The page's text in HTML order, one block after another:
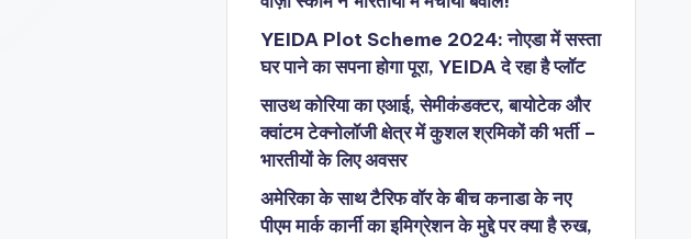
YEIDA Plot Scheme 2024: नोएडा में सस्ता
घर पाने का सपना होगा पूरा, YEIDA दे रहा है प्लॉट
साउथ कोरिया का एआई, सेमीकंडक्टर, बायोटेक और
क्वांटम टेक्नोलॉजी क्षेत्र में कुशल श्रमिकों की भर्ती –
भारतीयों के लिए अवसर
अमेरिका के साथ टैरिफ वॉर के बीच कनाडा के नए
पीएम मार्क कार्नी का इमिग्रेशन के मुद्दे पर क्या है रुख,